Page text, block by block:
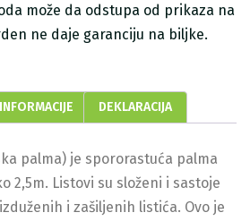
može da odstupa od prikaza na
ne daje garanciju na biljke.
DEKLARACIJA
palma) je spororastuća palma
2,5m. Listovi su složeni i sastoje
i zašiljenih listića. Ovo je